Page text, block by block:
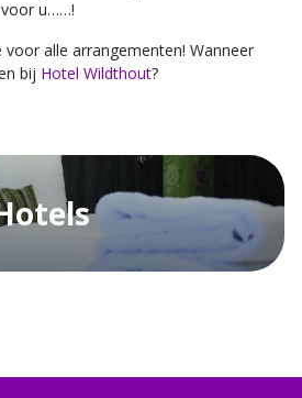
voor u……!
alle arrangementen! Wanneer
bij Hotel Wildthout?